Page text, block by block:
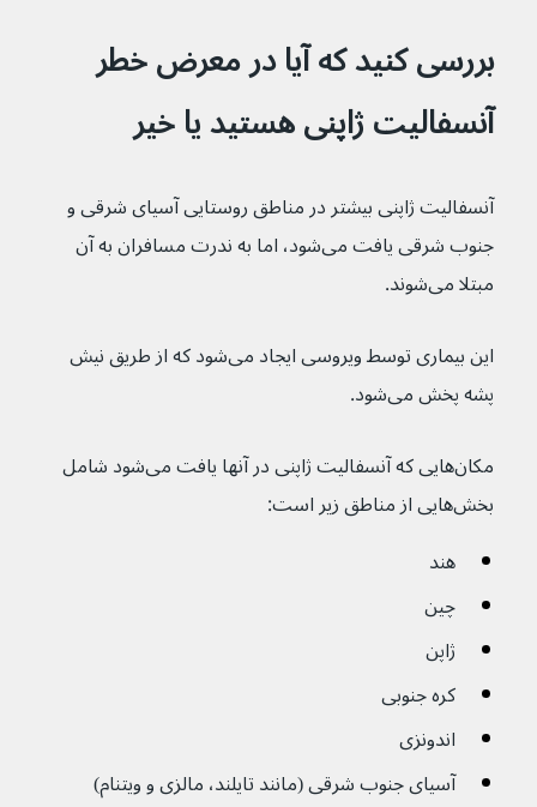
بررسی کنید که آیا در معرض خطر
آنسفالیت ژاپنی هستید یا خیر
آنسفالیت ژاپنی بیشتر در مناطق روستایی آسیای شرقی و
جنوب شرقی یافت می‌شود، اما به ندرت مسافران به آن
مبتلا می‌شوند.
این بیماری توسط ویروسی ایجاد می‌شود که از طریق نیش
پشه پخش می‌شود.
مکان‌هایی که آنسفالیت ژاپنی در آنها یافت می‌شود شامل
بخش‌هایی از مناطق زیر است:
هند
چین
ژاپن
کره جنوبی
اندونزی
آسیای جنوب شرقی (مانند تایلند، مالزی و ویتنام)